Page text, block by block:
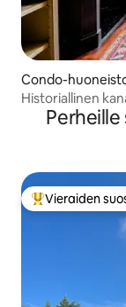
Condo-
Historiallinen
Vieraiden
Vieraiden